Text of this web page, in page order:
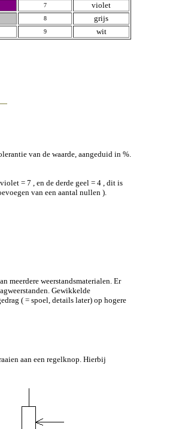
7 violet
8 grijs
9 wit
van de waarde, aangeduid in %.
= 7 , en de derde geel = 4 , dit is
van een aantal nullen ).
meerdere weerstandsmaterialen. Er
Gewikkelde
( = spoel, details later) op hogere
aan een regelknop. Hierbij